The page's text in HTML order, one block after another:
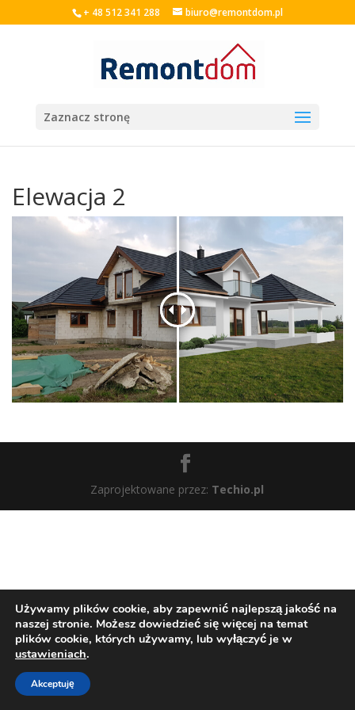
+ 48 512 341 288 biuro@remontdom.pl
Zaznacz stronę
Elewacja 2
Zaprojektowane przez: Techio.pl
Używamy plików cookie, aby zapewnić najlepszą jakość na
naszej stronie. Możesz dowiedzieć się więcej na temat
plików cookie, których używamy, lub wyłączyć je w
ustawieniach.
Akceptuję